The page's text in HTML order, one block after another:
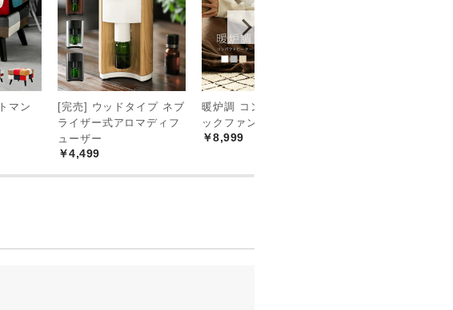
マン
[完売] ウッドタイプ ネブ
ライザー式アロマディフ
ューザー
￥4,499
暖炉調 コンパクトセラミ
ックファンヒーター
￥8,999